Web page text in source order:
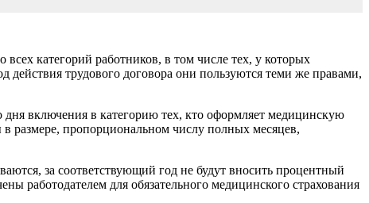
категорий работников, в том числе тех, у которых
действия трудового договора они поль­зуются теми же правами,
дня включения в категорию тех, кто оформ­ляет медицинскую
размере, пропорциональном числу полных месяцев,
за соответствующий год не будут вносить процентный
работодателем для обязательного медицинского страхования